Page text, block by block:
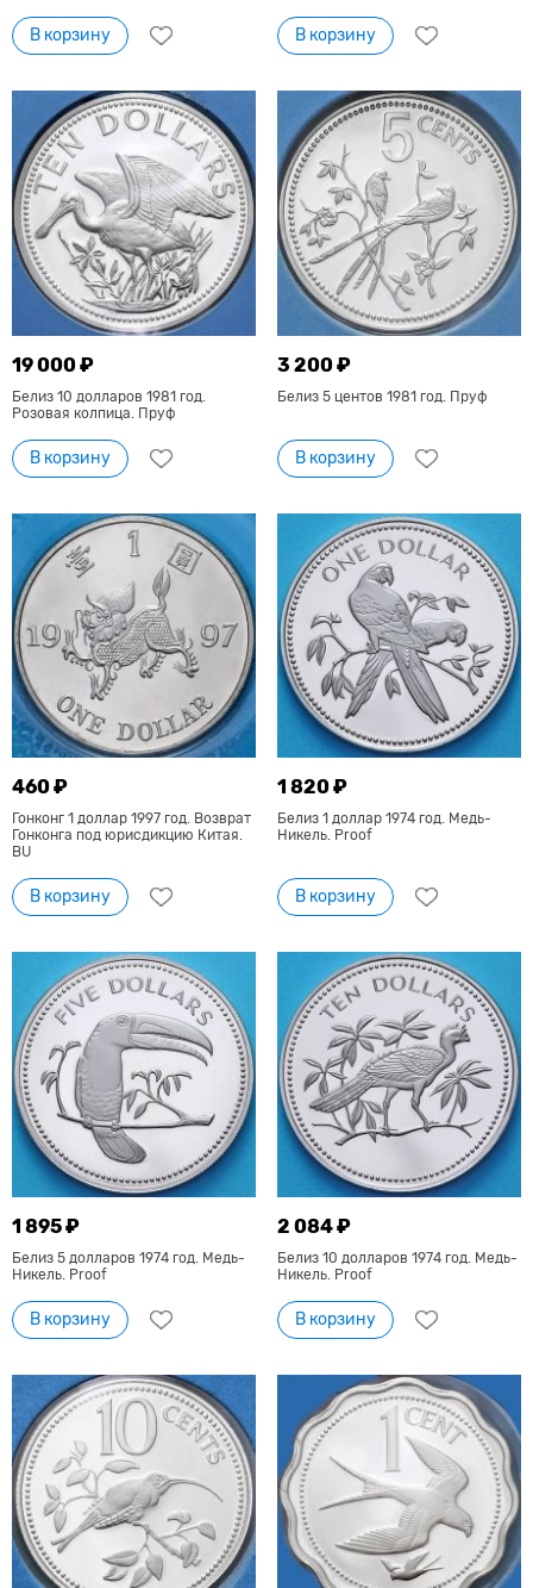
В корзину В корзину
19 000 ₽
Белиз 10 долларов 1981 год.
Розовая колпица. Пруф
В корзину
3 200 ₽
Белиз 5 центов 1981 год. Пруф
В корзину
460 ₽
Гонконг 1 доллар 1997 год. Возврат
Гонконга под юрисдикцию Китая.
BU
В корзину
1 820 ₽
Белиз 1 доллар 1974 год. Медь-
Никель. Proof
В корзину
1 895 ₽
Белиз 5 долларов 1974 год. Медь-
Никель. Proof
В корзину
2 084 ₽
Белиз 10 долларов 1974 год. Медь-
Никель. Proof
В корзину